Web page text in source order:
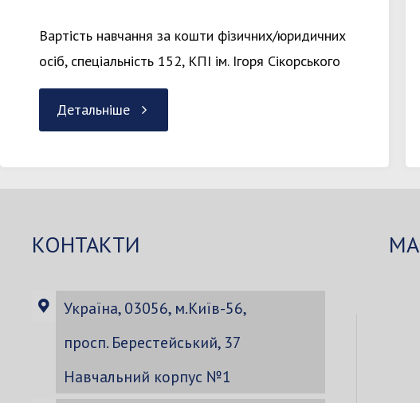
Вартість навчання за кошти фізичних/юридичних
осіб, спеціальність 152, КПІ ім. Ігоря Сікорського
Детальніше"Вартість
2022"
КОНТАКТИ
Україна, 03056, м.Київ-56,
просп. Берестейський, 37
Навчальний корпус №1